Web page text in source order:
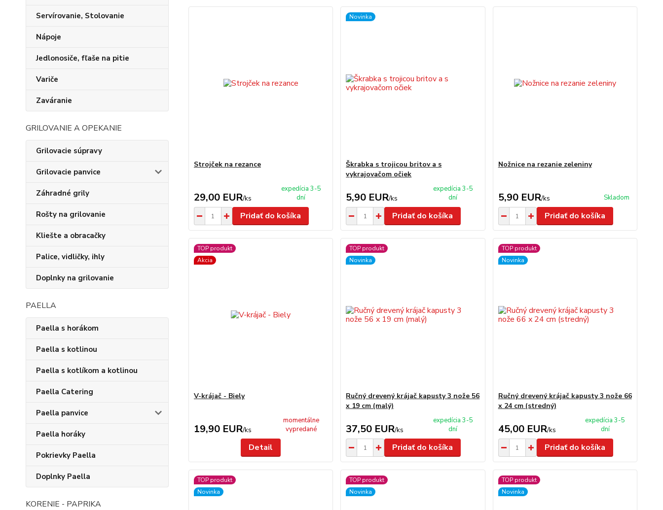
Servírovanie, Stolovanie
Nápoje
Jedlonosiče, fľaše na pitie
Variče
Zaváranie
GRILOVANIE A OPEKANIE
Grilovacie súpravy
Grilovacie panvice
Záhradné grily
Rošty na grilovanie
Kliešte a obracačky
Palice, vidličky, ihly
Doplnky na grilovanie
PAELLA
Paella s horákom
Paella s kotlinou
Paella s kotlíkom a kotlinou
Paella Catering
Paella panvice
Paella horáky
Pokrievky Paella
Doplnky Paella
KORENIE - PAPRIKA
Strojček na rezance
29,00 EUR/ks
expedícia 3-5
dní
Pridať do košíka
Novinka
Škrabka s trojicou britov a s
vykrajovačom očiek
5,90 EUR/ks
expedícia 3-5
dní
Pridať do košíka
Nožnice na rezanie zeleniny
5,90 EUR/ks Skladom
Pridať do košíka
TOP produkt
Akcia
V-krájač - Biely
19,90 EUR/ks
momentálne
vypredané
Detail
TOP produkt
Novinka
Ručný drevený krájač kapusty 3 nože 56
x 19 cm (malý)
37,50 EUR/ks
expedícia 3-5
dní
Pridať do košíka
TOP produkt
Novinka
Ručný drevený krájač kapusty 3 nože 66
x 24 cm (stredný)
45,00 EUR/ks
expedícia 3-5
dní
Pridať do košíka
TOP produkt
Novinka
TOP produkt
Novinka
TOP produkt
Novinka